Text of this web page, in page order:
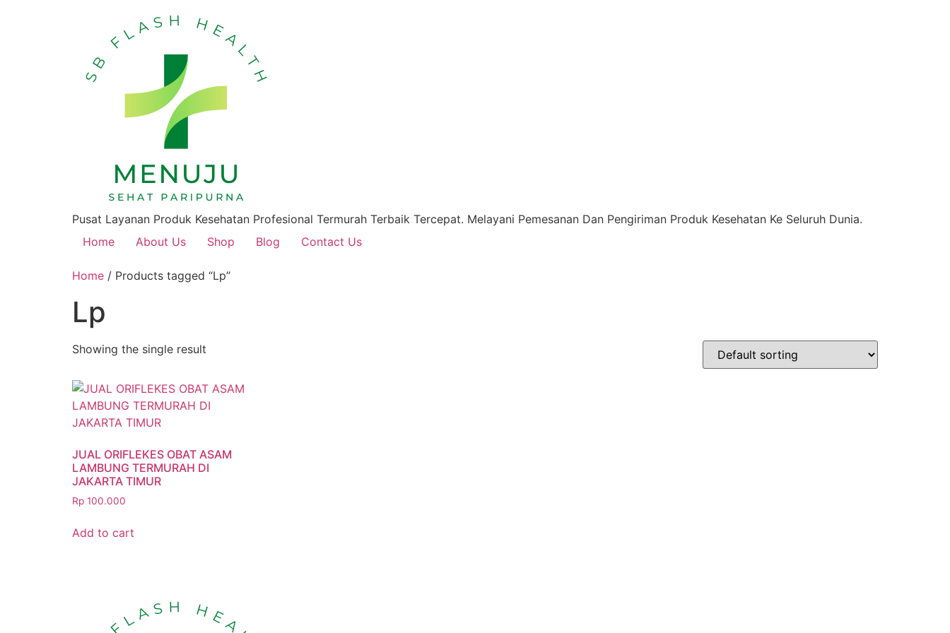
Pusat Layanan Produk Kesehatan Profesional Termurah Terbaik Tercepat. Melayani Pemesanan Dan Pengiriman Produk Kesehatan Ke Seluruh Dunia.
Home
About Us Shop Blog Contact Us
Home / Products tagged “Lp”
Lp
Showing the single result
JUAL ORIFLEKES OBAT ASAM
LAMBUNG TERMURAH DI
JAKARTA TIMUR
Rp 100.000
Add to cart